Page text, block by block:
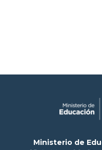
Ministerio de